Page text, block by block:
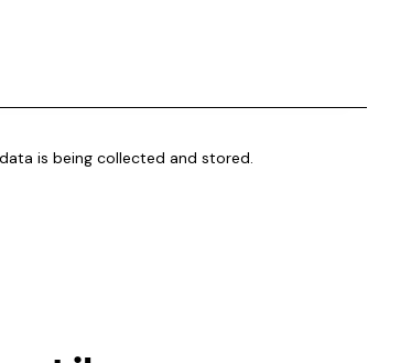
is being collected and stored.